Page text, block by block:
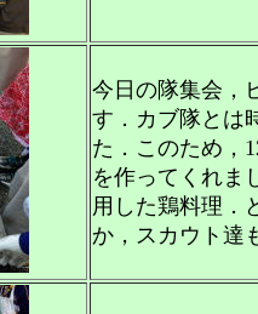
今日の隊集会，
す．カブ隊とは
た．このため，
を作ってくれま
用した鶏料理．
か，スカウト達